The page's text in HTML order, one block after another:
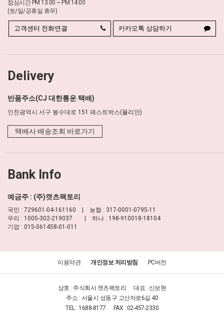
점심시간 PM 13:00 ~ PM 14:00
(토/일/공휴일 휴무)
고객센터 전화연결 카카오톡 상담하기
Delivery
반품주소(CJ 대한통운 택배)
인천광역시 서구 봉수대로 151 패스트박스(뮬리안)
택배사 배송조회 바로가기
Bank Info
예금주 : (주)캣츠팩토리
국민 : 729601-04-161160 | 농협 : 317-0001-0795-11
우리 : 1005-302-219037 | 하나 : 198-910018-18104
기업 : 015-061458-01-011
이용약관 개인정보 처리방침 PC버전
상호 : 주식회사 캣츠팩토리
대표 : 신보현
주소 : 서울시 성동구 고산자로6길 40
TEL : 1688-8177
FAX : 02-457-2330